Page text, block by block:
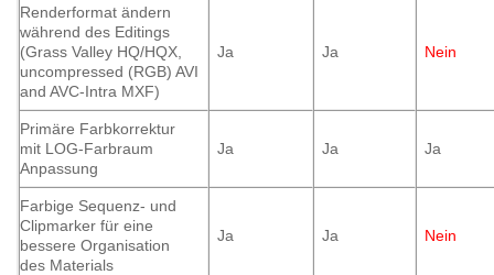
Renderformat ändern
während des Editings
(Grass Valley HQ/HQX,
uncompressed (RGB) AVI
and AVC-Intra MXF)
Ja Ja Nein
Primäre Farbkorrektur
mit LOG-Farbraum
Anpassung
Ja Ja Ja
Farbige Sequenz- und
Clipmarker für eine
bessere Organisation
des Materials
Ja Ja Nein